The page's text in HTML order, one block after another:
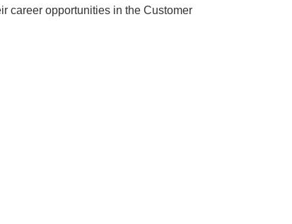
career opportunities in the Customer